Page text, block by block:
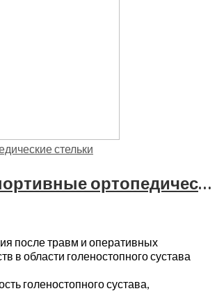
стельки
Стельки спортивные ортопедические Trives, СТ-301
после травм и оперативных
в области голеностопного сустава
голеностопного сустава,